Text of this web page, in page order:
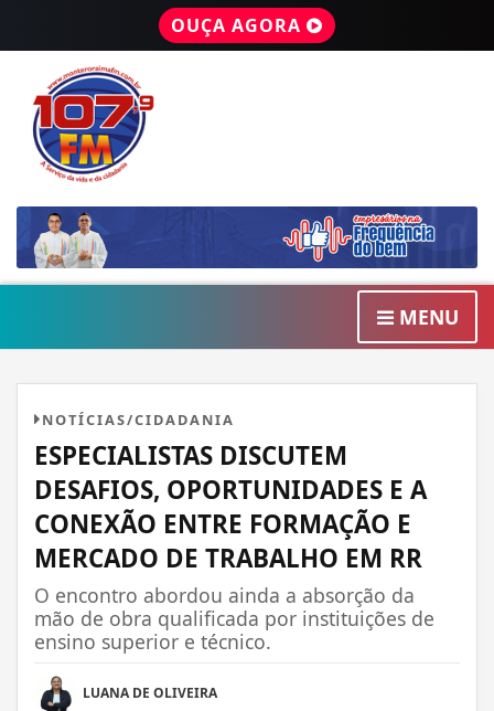
OUÇA AGORA
MENU
NOTÍCIAS/CIDADANIA
ESPECIALISTAS DISCUTEM
DESAFIOS, OPORTUNIDADES E A
CONEXÃO ENTRE FORMAÇÃO E
MERCADO DE TRABALHO EM RR
O encontro abordou ainda a absorção da
mão de obra qualificada por instituições de
ensino superior e técnico.
LUANA DE OLIVEIRA